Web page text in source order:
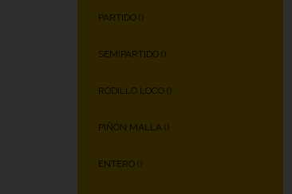
PARTIDO ()
SEMIPARTIDO ()
RODILLO LOCO ()
PIÑÓN MALLA ()
ENTERO ()